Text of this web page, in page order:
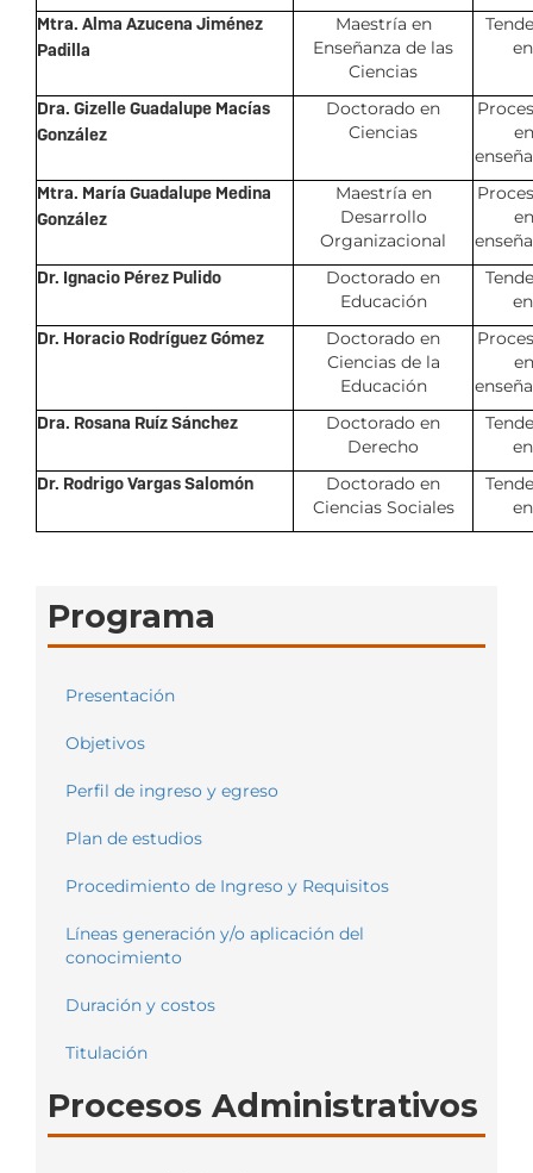
Mtra. Alma Azucena Jiménez
Padilla
Maestría en
Enseñanza de las
Ciencias
Dra. Gizelle Guadalupe Macías
González
Doctorado en
Ciencias
Mtra. María Guadalupe Medina
González
Maestría en
Desarrollo
Organizacional
Dr. Ignacio Pérez Pulido
Doctorado en
Educación
Dr. Horacio Rodríguez Gómez
Doctorado en
Ciencias de la
Educación
Dra. Rosana Ruíz Sánchez
Doctorado en
Derecho
Dr. Rodrigo Vargas Salomón
Doctorado en
Ciencias Sociales
Programa
Presentación
Objetivos
Perfil de ingreso y egreso
Plan de estudios
Procedimiento de Ingreso y Requisitos
Líneas generación y/o aplicación del
conocimiento
Duración y costos
Titulación
Procesos Administrativos